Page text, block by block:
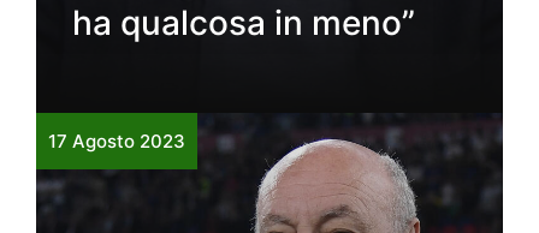
ha qualcosa in meno”
17 Agosto 2023